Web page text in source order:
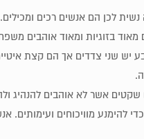
בזוגיות ומאוד אוהבים
יש שני צדדים אך הם קצת
אנשים שקטים אשר לא אוהבים